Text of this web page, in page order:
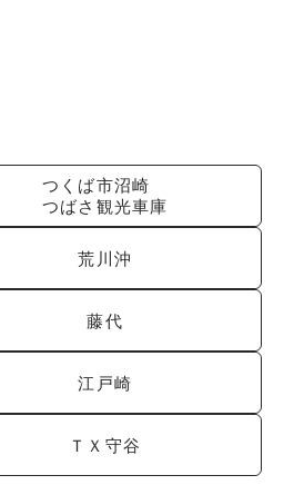
つくば市沼崎
つばさ観光車庫
荒川沖
藤代
江戸崎
ＴＸ守谷